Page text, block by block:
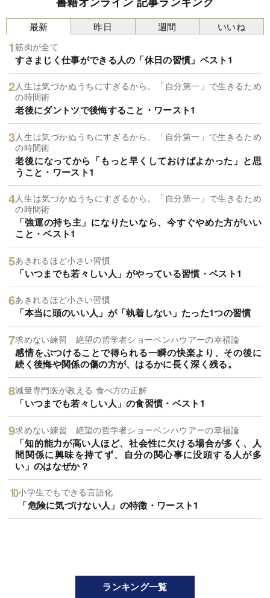
最新
筋肉が全て
すさまじく仕事ができる人の「休日の習慣」ベスト1
人生は気づかぬうちにすぎるから。「自分第一」で生きるため
の時間術
老後にダントツで後悔すること・ワースト1
人生は気づかぬうちにすぎるから。「自分第一」で生きるため
の時間術
老後になってから「もっと早くしておけばよかった」と思
うこと・ワースト1
人生は気づかぬうちにすぎるから。「自分第一」で生きるため
の時間術
「強運の持ち主」になりたいなら、今すぐやめた方がいい
こと・ベスト1
あきれるほど小さい習慣
「いつまでも若々しい人」がやっている習慣・ベスト1
あきれるほど小さい習慣
「本当に頭のいい人」が「執着しない」たった1つの習慣
求めない練習 絶望の哲学者ショーペンハウアーの幸福論
感情をぶつけることで得られる一瞬の快楽より、その後に
続く後悔や関係の傷の方が、はるかに長く深く残る。
減量専門医が教える 食べ方の正解
「いつまでも若々しい人」の食習慣・ベスト1
求めない練習 絶望の哲学者ショーペンハウアーの幸福論
「知的能力が高い人ほど、社会性に欠ける場合が多く、人
間関係に興味を持てず、自分の関心事に没頭する人が多
い」のはなぜか？
小学生でもできる言語化
「危険に気づけない人」の特徴・ワースト1
昨日 週間 いいね
ランキング一覧